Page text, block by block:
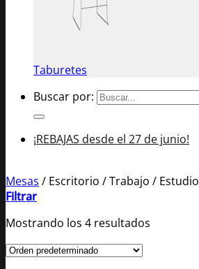
Taburetes
Buscar por:
¡REBAJAS desde el 27 de junio!
Mesas / Escritorio / Trabajo / Estudio
Filtrar
Mostrando los 4 resultados